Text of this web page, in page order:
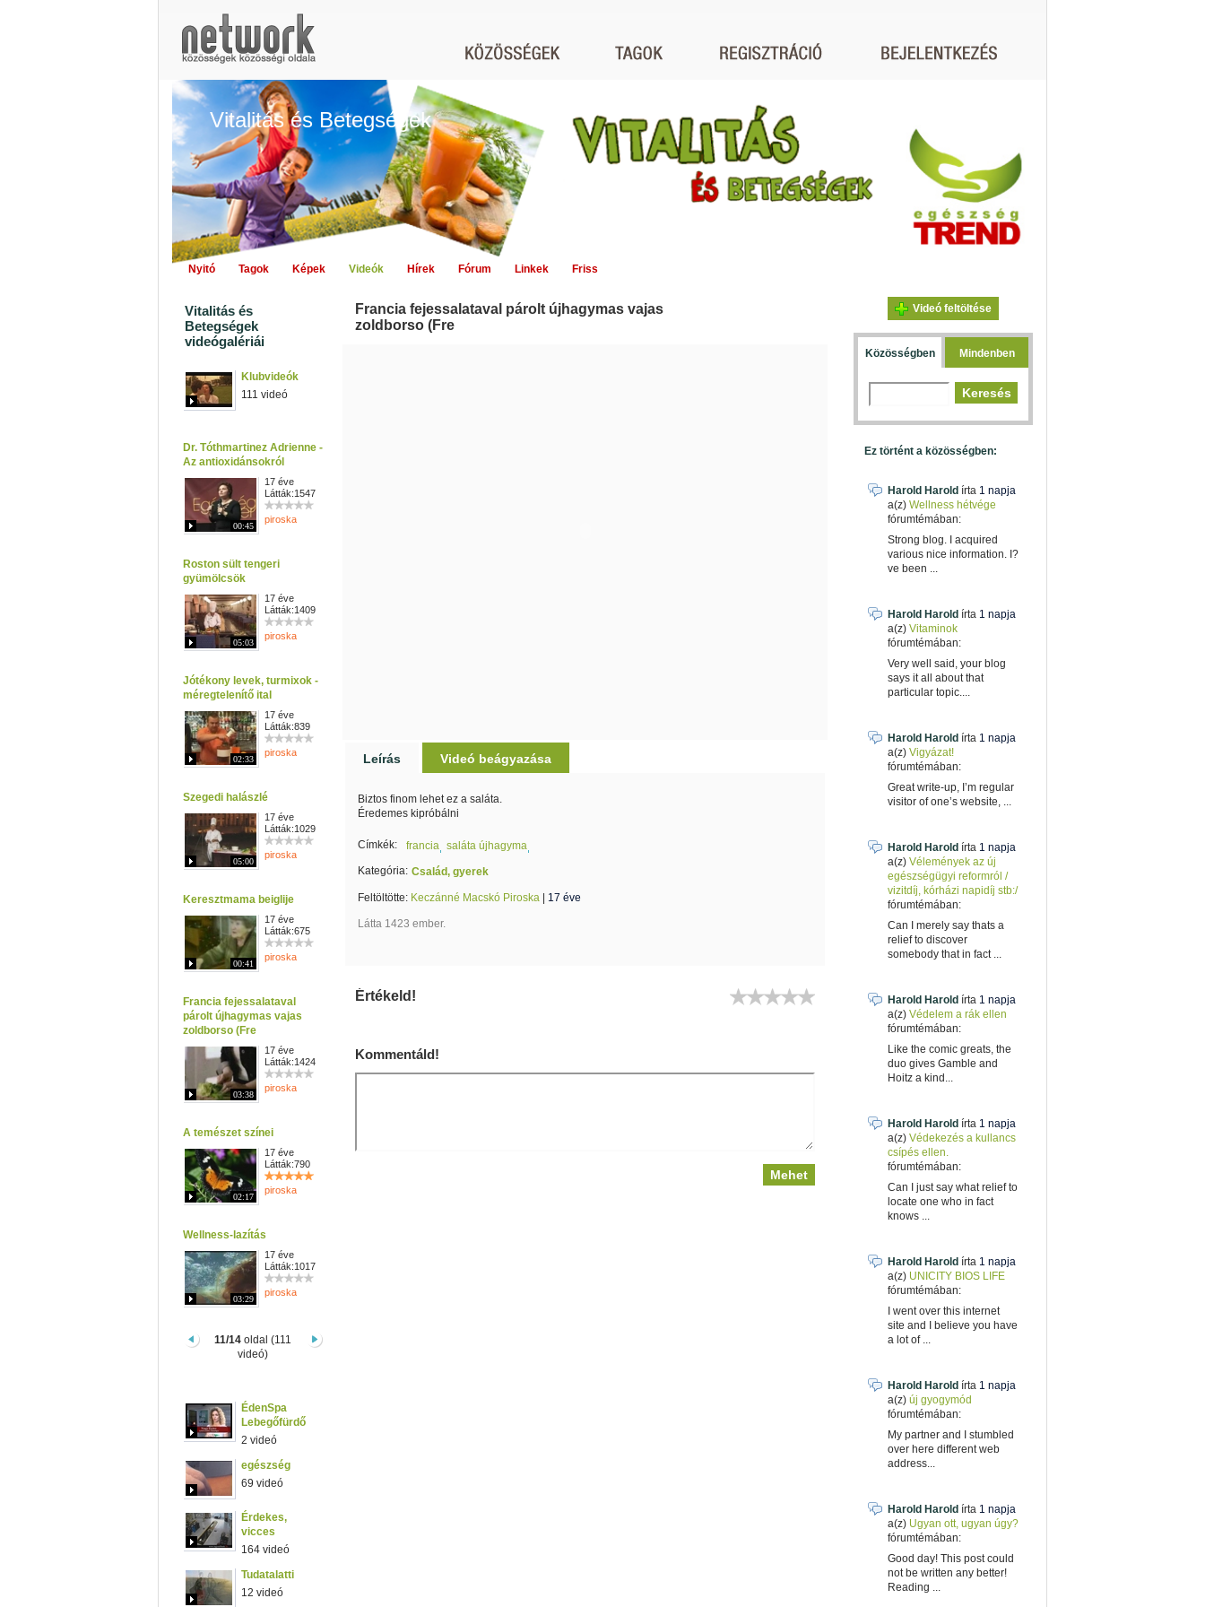
Vitalitás és Betegségek
Nyitó Tagok Képek Videók Hírek Fórum Linkek Friss
Vitalitás és
Betegségek
videógalériái
Klubvideók
111 videó
Dr. Tóthmartinez Adrienne -
Az antioxidánsokról
00:45
17 éve
Látták:1547
piroska
Roston sült tengeri
gyümölcsök
05:03
17 éve
Látták:1409
piroska
Jótékony levek, turmixok -
méregtelenítő ital
02:33
17 éve
Látták:839
piroska
Szegedi halászlé
05:00
17 éve
Látták:1029
piroska
Keresztmama beiglije
00:41
17 éve
Látták:675
piroska
Francia fejessalataval
párolt újhagymas vajas
zoldborso (Fre
03:38
17 éve
Látták:1424
piroska
A temészet színei
02:17
17 éve
Látták:790
piroska
Wellness-lazítás
03:29
17 éve
Látták:1017
piroska
11/14 oldal (111
videó)
ÉdenSpa
Lebegőfürdő
2 videó
egészség
69 videó
Érdekes,
vicces
164 videó
Tudatalatti
12 videó
Francia fejessalataval párolt újhagymas vajas
zoldborso (Fre
Leírás Videó beágyazása
Biztos finom lehet ez a saláta.
Éredemes kipróbálni
Címkék: francia saláta újhagyma
Kategória: Család, gyerek
Feltöltötte: Keczánné Macskó Piroska 17 éve
Látta 1423 ember.
Értékeld!
Kommentáld!
Videó feltöltése
Közösségben Mindenben
Ez történt a közösségben:
Harold Harold írta 1 napja
a(z) Wellness hétvége
fórumtémában:
Strong blog. I acquired
various nice information. I?
ve been ...
Harold Harold írta 1 napja
a(z) Vitaminok
fórumtémában:
Very well said, your blog
says it all about that
particular topic....
Harold Harold írta 1 napja
a(z) Vigyázat!
fórumtémában:
Great write-up, I’m regular
visitor of one’s website, ...
Harold Harold írta 1 napja
a(z) Vélemények az új
egészségügyi reformról /
vizitdíj, kórházi napidíj stb:/
fórumtémában:
Can I merely say thats a
relief to discover
somebody that in fact ...
Harold Harold írta 1 napja
a(z) Védelem a rák ellen
fórumtémában:
Like the comic greats, the
duo gives Gamble and
Hoitz a kind...
Harold Harold írta 1 napja
a(z) Védekezés a kullancs
csípés ellen.
fórumtémában:
Can I just say what relief to
locate one who in fact
knows ...
Harold Harold írta 1 napja
a(z) UNICITY BIOS LIFE
fórumtémában:
I went over this internet
site and I believe you have
a lot of ...
Harold Harold írta 1 napja
a(z) új gyogymód
fórumtémában:
My partner and I stumbled
over here different web
address...
Harold Harold írta 1 napja
a(z) Ugyan ott, ugyan úgy?
fórumtémában:
Good day! This post could
not be written any better!
Reading ...